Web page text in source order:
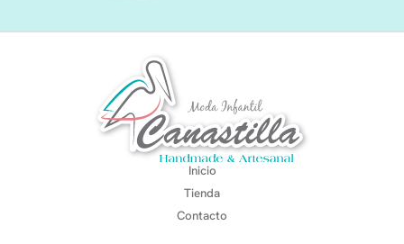
Inicio
Tienda
Contacto